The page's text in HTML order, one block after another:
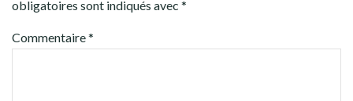
obligatoires sont indiqués avec *
Commentaire*